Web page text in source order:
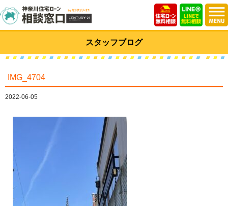
スタッフブログ
IMG_4704
2022-06-05